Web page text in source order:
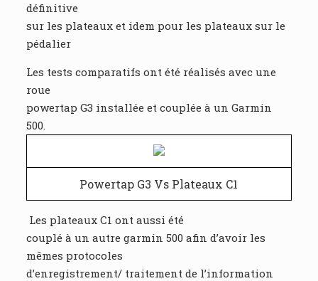
définitive
sur les plateaux et idem pour les plateaux sur le
pédalier
Les tests comparatifs ont été réalisés avec une
roue
powertap G3 installée et couplée à un Garmin
500.
Powertap G3 Vs Plateaux C1
Les plateaux C1 ont aussi été
couplé à un autre garmin 500 afin d’avoir les
mêmes protocoles
d’enregistrement/ traitement de l’information